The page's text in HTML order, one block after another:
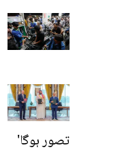
تصور ہوگا'